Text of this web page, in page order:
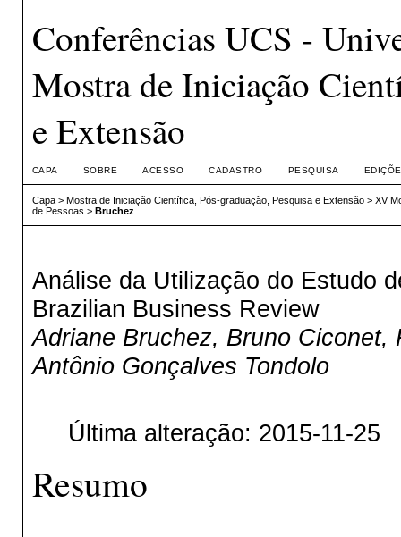
Conferências UCS -
Mostra de Iniciação
e Extensão
CAPA SOBRE ACESSO CADASTRO PESQUISA
Capa> Mostra de Iniciação Científica, Pós-graduação, Pesquisa e Extensão> XV
de Pessoas > Bruchez
Análise da Utilização do Estudo
Brazilian Business Review
Adriane Bruchez, Bruno
Antônio Gonçalves Tondolo
Última alteração: 2015-11-25
Resumo